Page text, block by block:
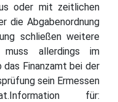
oder mit zeitlichen
die Abgabenordnung
schließen weitere
muss allerdings im
Finanzamt bei der
sein Ermessen
für: